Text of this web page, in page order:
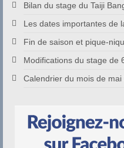
Bilan du stage du Taiji
Les dates importantes de
Fin de saison et pique-
Modifications du stage de
Calendrier du mois de mai